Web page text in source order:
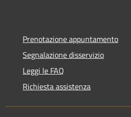
Prenotazione appuntamento
Segnalazione disservizio
Leggi le FAQ
Richiesta assistenza